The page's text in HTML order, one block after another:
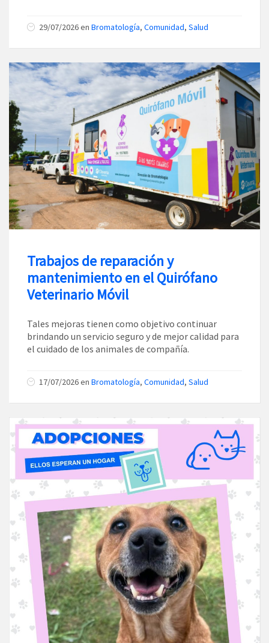
29/07/2026en Bromatología, Comunidad, Salud
Trabajos de reparación y
mantenimiento en el Quirófano
Veterinario Móvil
Tales mejoras tienen como objetivo continuar
brindando un servicio seguro y de mejor calidad para
el cuidado de los animales de compañía.
17/07/2026en Bromatología, Comunidad, Salud